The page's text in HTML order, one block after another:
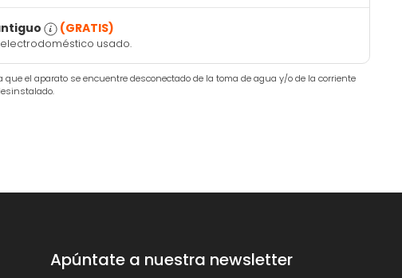
(GRATIS)
usado.
que el aparato se encuentre desconectado de la toma de agua y/o de la corriente
Apúntate a nuestra newsletter